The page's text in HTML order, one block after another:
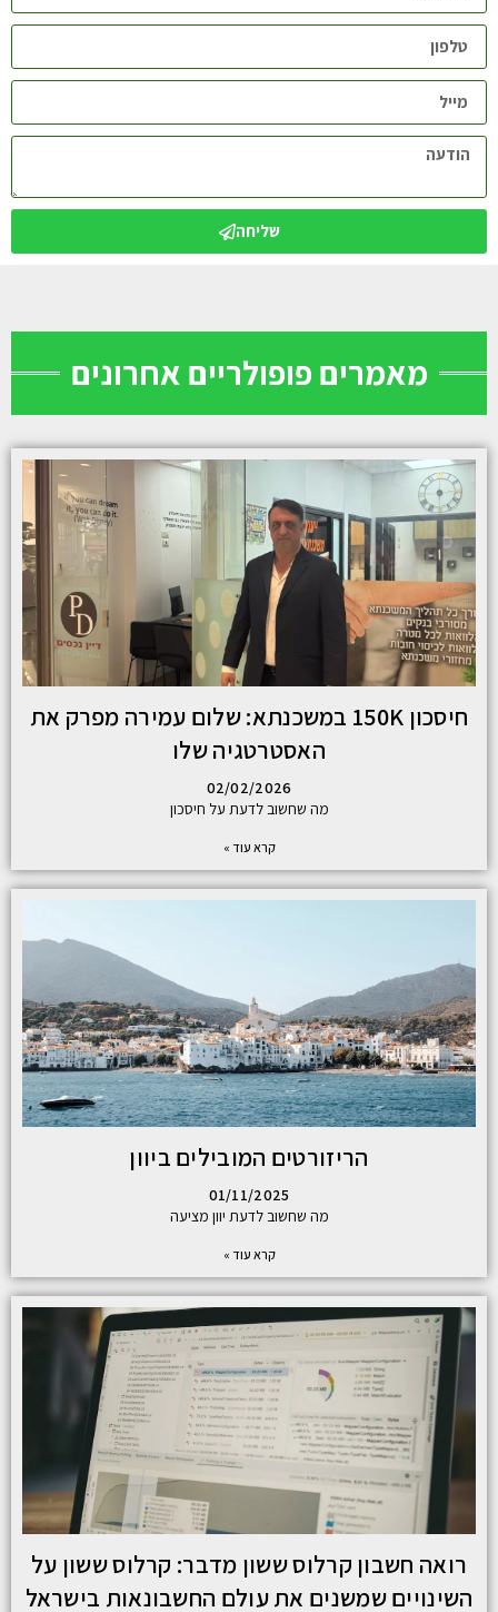
שליחה
מאמרים פופולריים אחרונים
חיסכון 150K במשכנתא: שלום עמירה מפרק את
האסטרטגיה שלו
02/02/2026
מה שחשוב לדעת על חיסכון
קרא עוד »
הריזורטים המובילים ביוון
01/11/2025
מה שחשוב לדעת יוון מציעה
קרא עוד »
רואה חשבון קרלוס ששון מדבר: קרלוס ששון על
השינויים שמשנים את עולם החשבונאות בישראל